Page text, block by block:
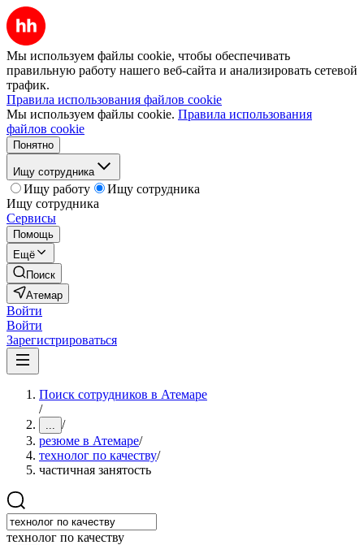
Мы используем файлы cookie, чтобы обеспечивать
правильную работу нашего веб-сайта и анализировать сетевой
трафик.
Правила использования файлов cookie
Мы используем файлы cookie. Правила использования
файлов cookie
Понятно
Ищу сотрудника
Ищу работу
Ищу сотрудника
Ищу сотрудника
Сервисы
Помощь
Ещё
Поиск
Атемар
Войти
Войти
Зарегистрироваться
Поиск сотрудников в Атемаре
/
... /
резюме в Атемаре/
технолог по качеству/
частичная занятость
технолог по качеству